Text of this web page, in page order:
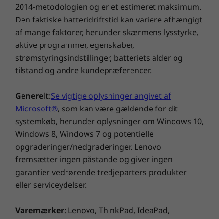
Tastatur og mus sælges separat
2014-metodologien og er et estimeret maksimum.
Den faktiske batteridriftstid kan variere afhængigt
af mange faktorer, herunder skærmens lysstyrke,
aktive programmer, egenskaber,
strømstyringsindstillinger, batteriets alder og
tilstand og andre kundepræferencer.
Generelt:Se vigtige oplysninger angivet af
Microsoft®, som kan være gældende for dit
systemkøb, herunder oplysninger om Windows 10,
Windows 8, Windows 7 og potentielle
opgraderinger/nedgraderinger. Lenovo
fremsætter ingen påstande og giver ingen
garantier vedrørende tredjeparters produkter
eller serviceydelser.
Varemærker: Lenovo, ThinkPad, IdeaPad,